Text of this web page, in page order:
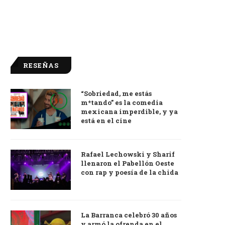
RESEÑAS
9.0
“Sobriedad, me estás
m*tando” es la comedia
mexicana imperdible, y ya
está en el cine
Rafael Lechowski y Sharif
llenaron el Pabellón Oeste
con rap y poesía de la chida
La Barranca celebró 30 años